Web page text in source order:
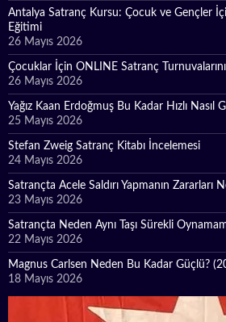
Antalya Satranç Kursu: Çocuk ve Gençler
Eğitimi
26 Mayıs 2026
Çocuklar İçin ONLINE Satranç
26 Mayıs 2026
Yağız Kaan Erdoğmuş Bu Kadar Hızlı Nasıl
25 Mayıs 2026
Stefan Zweig Satranç Kitabı İncelemesi
24 Mayıs 2026
Satrançta Acele Saldırı Yapmanın Zararları
23 Mayıs 2026
Satrançta Neden Aynı Taşı Sürekli
22 Mayıs 2026
Magnus Carlsen Neden Bu Kadar Güçlü?
18 Mayıs 2026